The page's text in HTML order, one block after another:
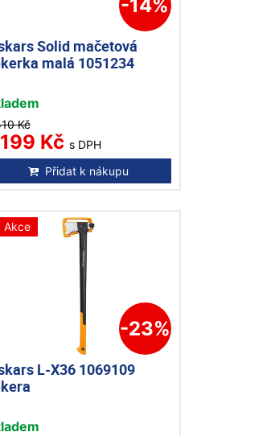
-14%
Solid mačetová
malá 1051234
Kč
Kč s DPH
Přidat k nákupu
Akce
-23%
L-X36 1069109